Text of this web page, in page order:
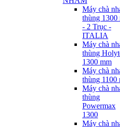
Máy chà
thùng 1300
- 2 Trục -
ITALIA
Máy chà
thùng
1300 mm
Máy chà
thùng 1100
Máy chà
thùng
Powermax
1300
Máy chà